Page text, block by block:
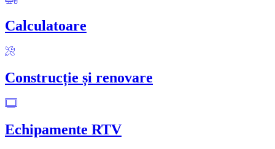
Calculatoare
Construcție și renovare
Echipamente RTV